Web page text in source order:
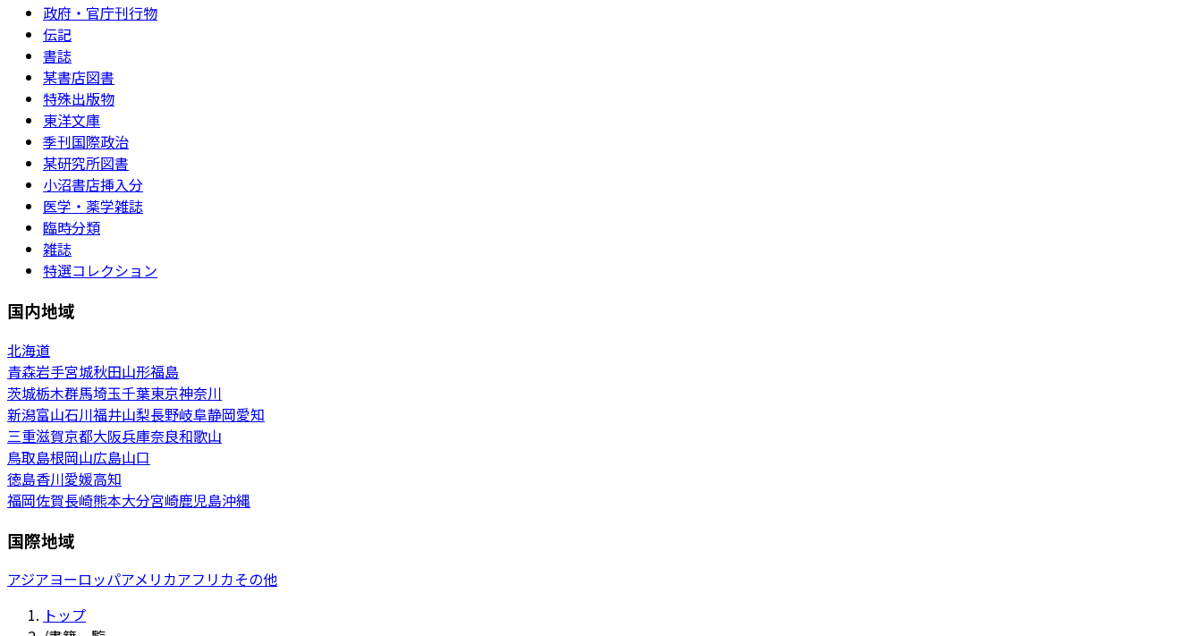
政府・官庁刊行物
伝記
書誌
某書店図書
特殊出版物
東洋文庫
季刊国際政治
某研究所図書
小沼書店挿入分
医学・薬学雑誌
臨時分類
雑誌
特選コレクション
国内地域
北海道
青森岩手宮城秋田山形福島
茨城栃木群馬埼玉千葉東京神奈川
新潟富山石川福井山梨長野岐阜静岡愛知
三重滋賀京都大阪兵庫奈良和歌山
鳥取島根岡山広島山口
徳島香川愛媛高知
福岡佐賀長崎熊本大分宮崎鹿児島沖縄
国際地域
アジアヨーロッパアメリカアフリカその他
トップ